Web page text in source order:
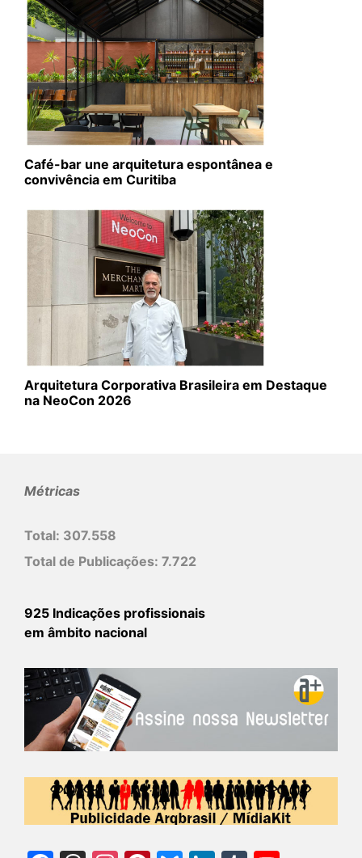
Café-bar une arquitetura espontânea e
convivência em Curitiba
Arquitetura Corporativa Brasileira em Destaque
na NeoCon 2026
Métricas
Total: 307.558
Total de Publicações: 7.722
925 Indicações profissionais
em âmbito nacional